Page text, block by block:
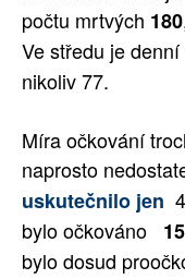
počtu mrtvých 180
Ve středu je
nikoliv 77.
Míra očkování
naprosto
uskutečnilo jen
bylo očkováno
bylo dosud